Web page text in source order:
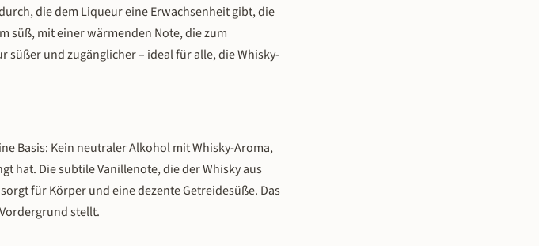
die dem Liqueur eine Erwachsenheit gibt, die
süß, mit einer wärmenden Note, die zum
süßer und zugänglicher – ideal für alle, die Whisky-
Basis: Kein neutraler Alkohol mit Whisky-Aroma,
hat. Die subtile Vanillenote, die der Whisky aus
für Körper und eine dezente Getreidesüße. Das
stellt.